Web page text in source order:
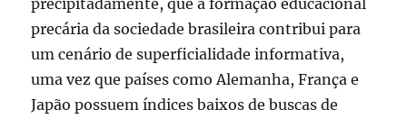
precipitadamente, que a formação educacional
precária da sociedade brasileira contribui para
um cenário de superficialidade informativa,
uma vez que países como Alemanha, França e
Japão possuem índices baixos de buscas de